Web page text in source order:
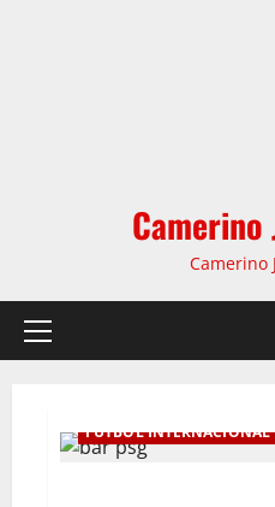
Camerino
FÚTBOL INTERNACIONAL